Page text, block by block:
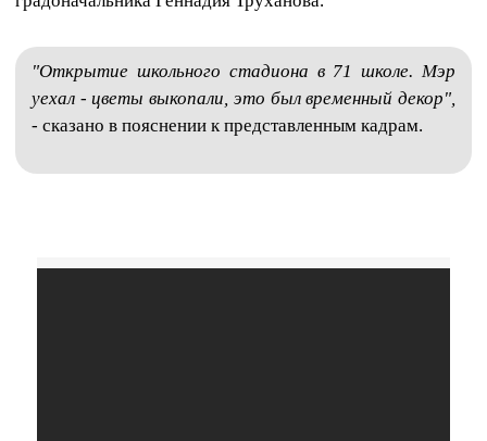
"Открытие школьного стадиона в 71 школе. Мэр
уехал - цветы выкопали, это был временный декор",
- сказано в пояснении к представленным кадрам.